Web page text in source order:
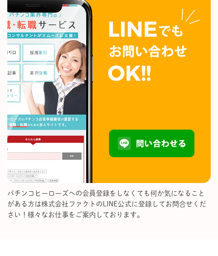
パチンコヒーローズへの会員登録をしなくても何か気になること
がある方は株式会社ファクトのLINE公式に登録してお問合せくだ
さい！様々なお仕事をご案内しております。